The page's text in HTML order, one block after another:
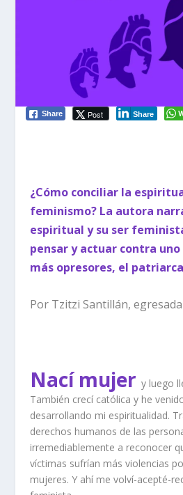
Share Post Share
¿Cómo conciliar la
feminismo? La autora
espiritual y su ser
pensar y actuar contra uno
más opresores, el
Por Tzitzi Santillán, egresada
Nací mujer y luego
También crecí católica y he
desarrollando mi espiritualidad.
derechos humanos de las
irremediablemente a reconocer
víctimas sufrían más violencias
mujeres. Y ahí me volví-acepté-